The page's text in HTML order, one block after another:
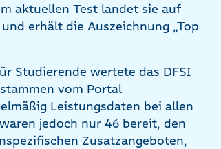
aktuellen Test landet sie auf
erhält die Auszeichnung „Top
Studierende wertete das DFSI
vom Portal
Leistungsdaten bei allen
jedoch nur 46 bereit, den
Zusatzangeboten,